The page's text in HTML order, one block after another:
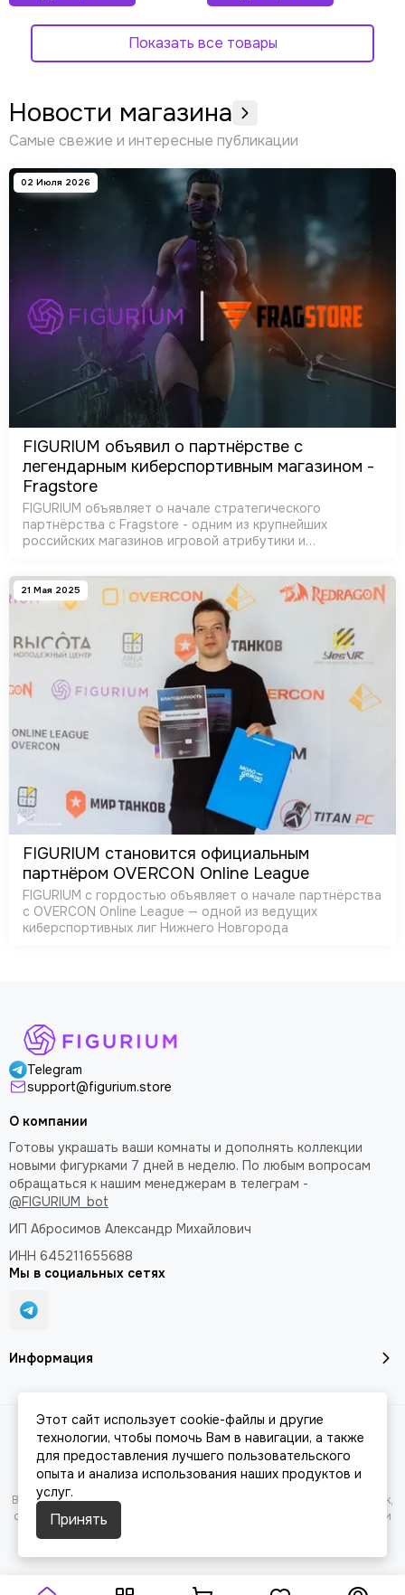
Показать все товары
Новости магазина
Самые свежие и интересные публикации
02 Июля 2026
FIGURIUM объявил о партнёрстве с
легендарным киберспортивным магазином -
Fragstore
FIGURIUM объявляет о начале стратегического
партнёрства с Fragstore - одним из крупнейших
российских магазинов игровой атрибутики и
21 Мая 2025
FIGURIUM становится официальным
партнёром OVERCON Online League
FIGURIUM с гордостью объявляет о начале партнёрства
с OVERCON Online League — одной из ведущих
киберспортивных лиг Нижнего Новгорода
Telegram
support@figurium.store
Информация
О компании
Готовы украшать ваши комнаты и дополнять коллекции
новыми фигурками 7 дней в неделю. По любым вопросам
обращаться к нашим менеджерам в телеграм -
@FIGURIUM_bot
ИП Абросимов Александр Михайлович
ИНН 645211655688
Мы в социальных сетях
Разработка сайта -JesusMB| 2026 © FIGURIUM.Карта сайта
Вся представленная на сайте информация, касающаяся характеристик,
стоимости товаров и услуг, носит информационный характер и ни при
каких условиях не является публичной офертой, определяемой
Этот сайт использует cookie-файлы и другие
технологии, чтобы помочь Вам в навигации, а также
для предоставления лучшего пользовательского
опыта и анализа использования наших продуктов и
услуг.
Принять